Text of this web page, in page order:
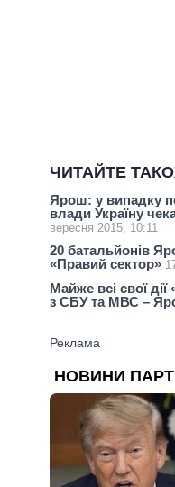
ЧИТАЙТЕ
Ярош: у випадку
влади Україну
вересня 2015, 10:11
20 батальйонів
«Правий сектор»
Майже всі свої
з СБУ та МВС –